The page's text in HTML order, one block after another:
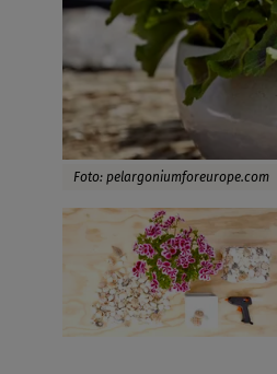
Foto: pelargoniumforeurope.com